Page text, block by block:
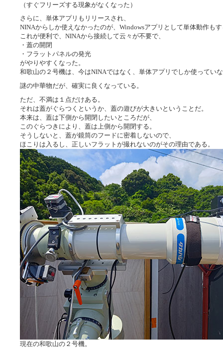
（すぐフリーズする現象がなくなった）
さらに、単体アプリもリリースされ、
NINAからしか使えなかったのが、Windowsアプリとして単体動作も
これが便利で、NINAから接続して云々が不要で、
・蓋の開閉
・フラットパネルの発光
がやりやすくなった。
和歌山の２号機は、今はNINAではなく、単体アプリでしか使ってい
謎の中華物だが、確実に良くなっている。
ただ、不満は１点だけある。
それは蓋がぐらつくというか、蓋の遊びが大きいということだ。
本来は、蓋は下側から開閉したいところだが、
このぐらつきにより、蓋は上側から開閉する。
そうしないと、蓋が鏡筒のフードに密着しないので、
ほこりは入るし、正しいフラットが撮れないのがその理由である。
現在の和歌山の２号機。